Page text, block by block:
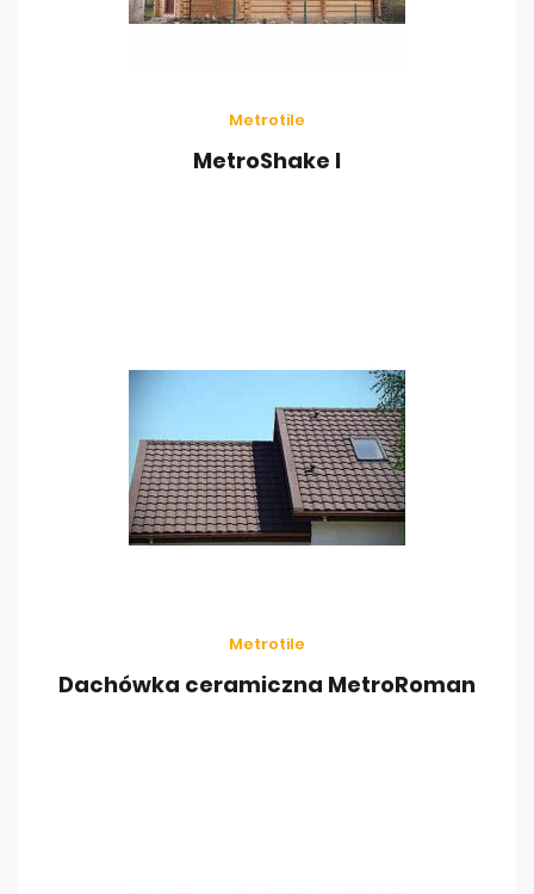
Metrotile
MetroShake I
Metrotile
Dachówka ceramiczna MetroRoman